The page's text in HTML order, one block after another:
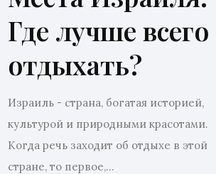
Где лучше всего
отдыхать?
Израиль - страна, богатая историей,
культурой и природными красотами.
Когда речь заходит об отдыхе в этой
стране, то первое,...